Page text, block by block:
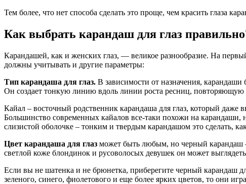
Тем более, что нет способа сделать это проще, чем красить глаза
Как выбрать карандаш для глаз
Карандашей, как и женских глаз, — великое разнообразие. На
должны учитывать и другие параметры:
Тип карандаша для глаз. В зависимости от назначения,
Он создает тонкую линию вдоль линии роста ресниц,
Кайал – восточный родственник карандаша для глаз, который
Большинство современных кайалов все-таки похожи на
слизистой оболочке – тонким и твердым карандашом это сделать,
Цвет карандаша для глаз может быть любым, но черный карандаш
светлой коже блондинок и русоволосых девушек он может
Если вы не шатенка и не брюнетка, приберегите черный карандаш
зеленого, синего, фиолетового и еще более ярких цветов, то они